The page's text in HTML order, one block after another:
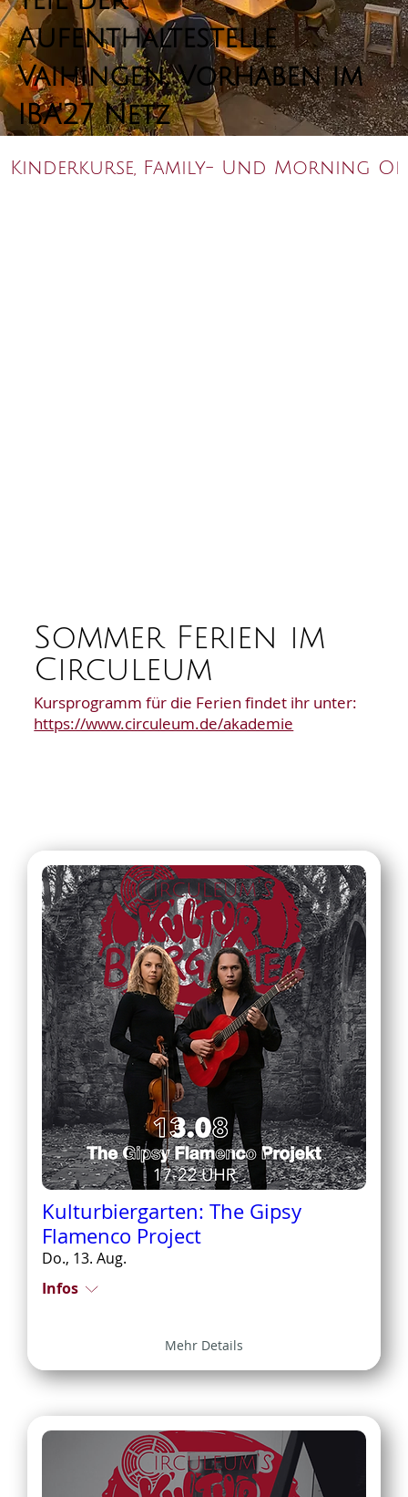
Aufenthaltestelle
Vaihingen, Vorhaben im
IBA'27 Netz
Kinderkurse, Family- Und Morning
Sommer Ferien im
Circuleum
Kursprogramm für die Ferien findet ihr unter:
https://www.circuleum.de/akademie
Kulturbiergarten: The Gipsy
Flamenco Project
Do., 13. Aug.
Infos
Mehr Details